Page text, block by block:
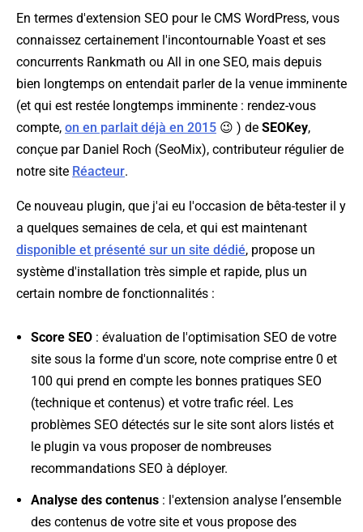
En termes d'extension SEO pour le CMS WordPress, vous
connaissez certainement l'incontournable Yoast et ses
concurrents Rankmath ou All in one SEO, mais depuis
bien longtemps on entendait parler de la venue imminente
(et qui est restée longtemps imminente : rendez-vous
compte, on en parlait déjà en 2015 😉 ) de SEOKey,
conçue par Daniel Roch (SeoMix), contributeur régulier de
notre site Réacteur.
Ce nouveau plugin, que j'ai eu l'occasion de bêta-tester il y
a quelques semaines de cela, et qui est maintenant
disponible et présenté sur un site dédié, propose un
système d'installation très simple et rapide, plus un
certain nombre de fonctionnalités :
Score SEO : évaluation de l'optimisation SEO de votre
site sous la forme d'un score, note comprise entre 0 et
100 qui prend en compte les bonnes pratiques SEO
(technique et contenus) et votre trafic réel. Les
problèmes SEO détectés sur le site sont alors listés et
le plugin va vous proposer de nombreuses
recommandations SEO à déployer.
Analyse des contenus : l'extension analyse l’ensemble
des contenus de votre site et vous propose des